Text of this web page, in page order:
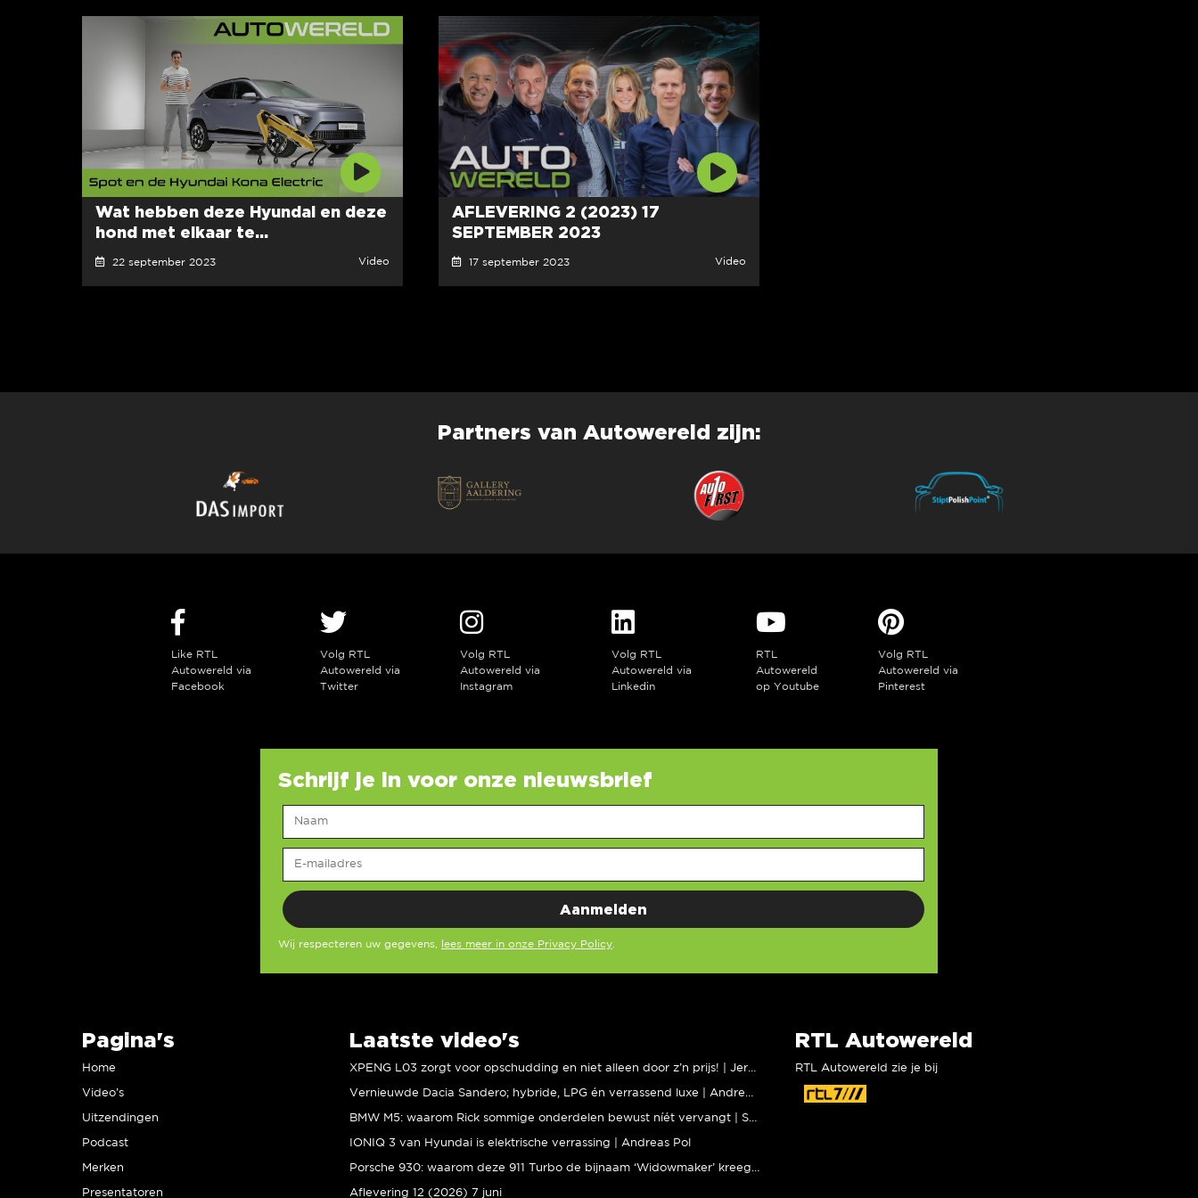
Wat hebben deze Hyundai en deze
hond met elkaar te...
22 september 2023 Video
AFLEVERING 2 (2023) 17
SEPTEMBER 2023
17 september 2023 Video
Partners van Autowereld zijn:
Like RTL
Autowereld via
Facebook
Volg RTL
Autowereld via
Twitter
Volg RTL
Autowereld via
Instagram
Volg RTL
Autowereld via
Linkedin
RTL
Autowereld
op Youtube
Volg RTL
Autowereld via
Pinterest
Schrijf je in voor onze nieuwsbrief
Wij respecteren uw gegevens, lees meer in onze Privacy Policy
Pagina's
Home
Video’s
Uitzendingen
Podcast
Merken
Presentatoren
Laatste video's
IONIQ 3 van Hyundai is elektrische verrassing | Andreas Pol
Aflevering 12 (2026) 7 juni
RTL Autowereld
RTL Autowereld zie je bij